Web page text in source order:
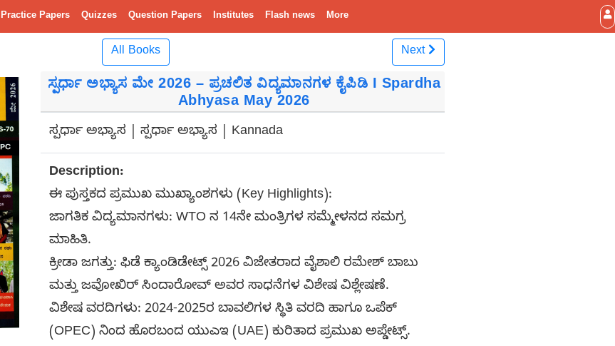
Practice Papers Quizzes Question Papers Institutes Flash news More
All Books
Next
ಸ್ಪರ್ಧಾ ಅಭ್ಯಾಸ ಮೇ 2026 – ಪ್ರಚಲಿತ ವಿದ್ಯಮಾನಗಳ ಕೈಪಿಡಿ I Spardha
Abhyasa May 2026
ಸ್ಪರ್ಧಾ ಅಭ್ಯಾಸ | ಸ್ಪರ್ಧಾ ಅಭ್ಯಾಸ | Kannada
Description:
ಈ ಪುಸ್ತಕದ ಪ್ರಮುಖ ಮುಖ್ಯಾಂಶಗಳು (Key Highlights):
ಜಾಗತಿಕ ವಿದ್ಯಮಾನಗಳು: WTO ನ 14ನೇ ಮಂತ್ರಿಗಳ ಸಮ್ಮೇಳನದ ಸಮಗ್ರ
ಮಾಹಿತಿ.
ಕ್ರೀಡಾ ಜಗತ್ತು: ಫಿಡೆ ಕ್ಯಾಂಡಿಡೇಟ್ಸ್ 2026 ವಿಜೇತರಾದ ವೈಶಾಲಿ ರಮೇಶ್ ಬಾಬು
ಮತ್ತು ಜವೋಖಿರ್ ಸಿಂದಾರೋವ್ ಅವರ ಸಾಧನೆಗಳ ವಿಶೇಷ ವಿಶ್ಲೇಷಣೆ.
ವಿಶೇಷ ವರದಿಗಳು: 2024-2025ರ ಬಾವಲಿಗಳ ಸ್ಥಿತಿ ವರದಿ ಹಾಗೂ ಒಪೆಕ್
(OPEC) ನಿಂದ ಹೊರಬಂದ ಯುಎಇ (UAE) ಕುರಿತಾದ ಪ್ರಮುಖ ಅಪ್ಡೇಟ್ಸ್.